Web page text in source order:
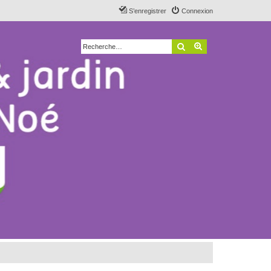
Connexion
S’enregistrer
Rechercher